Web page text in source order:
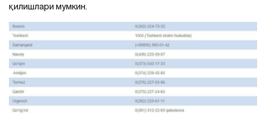
қилишлари мумкин.